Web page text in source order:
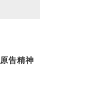
告精神